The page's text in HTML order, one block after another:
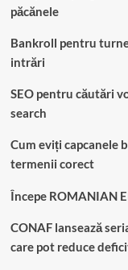
păcănele
Bankroll pentru
intrări
SEO pentru căutări
search
Cum eviți capcanele
termenii corect
Începe ROMANIAN
CONAF lansează
care pot reduce